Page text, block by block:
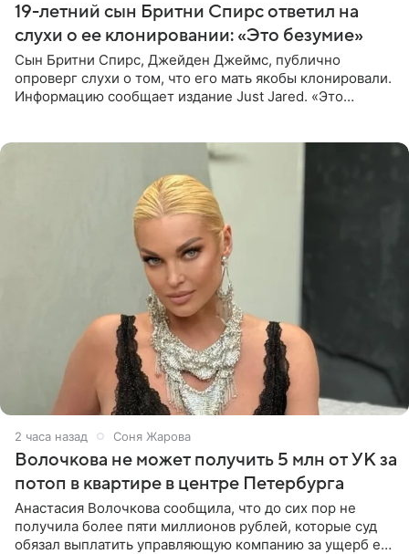
19-летний сын Бритни Спирс ответил на
слухи о ее клонировании: «Это безумие»
Сын Бритни Спирс, Джейден Джеймс, публично
опроверг слухи о том, что его мать якобы клонировали.
Информацию сообщает издание Just Jared. «Это
2 часа назад Соня Жарова
Волочкова не может получить 5 млн от УК за
потоп в квартире в центре Петербурга
Анастасия Волочкова сообщила, что до сих пор не
получила более пяти миллионов рублей, которые суд
обязал выплатить управляющую компанию за ущерб ее